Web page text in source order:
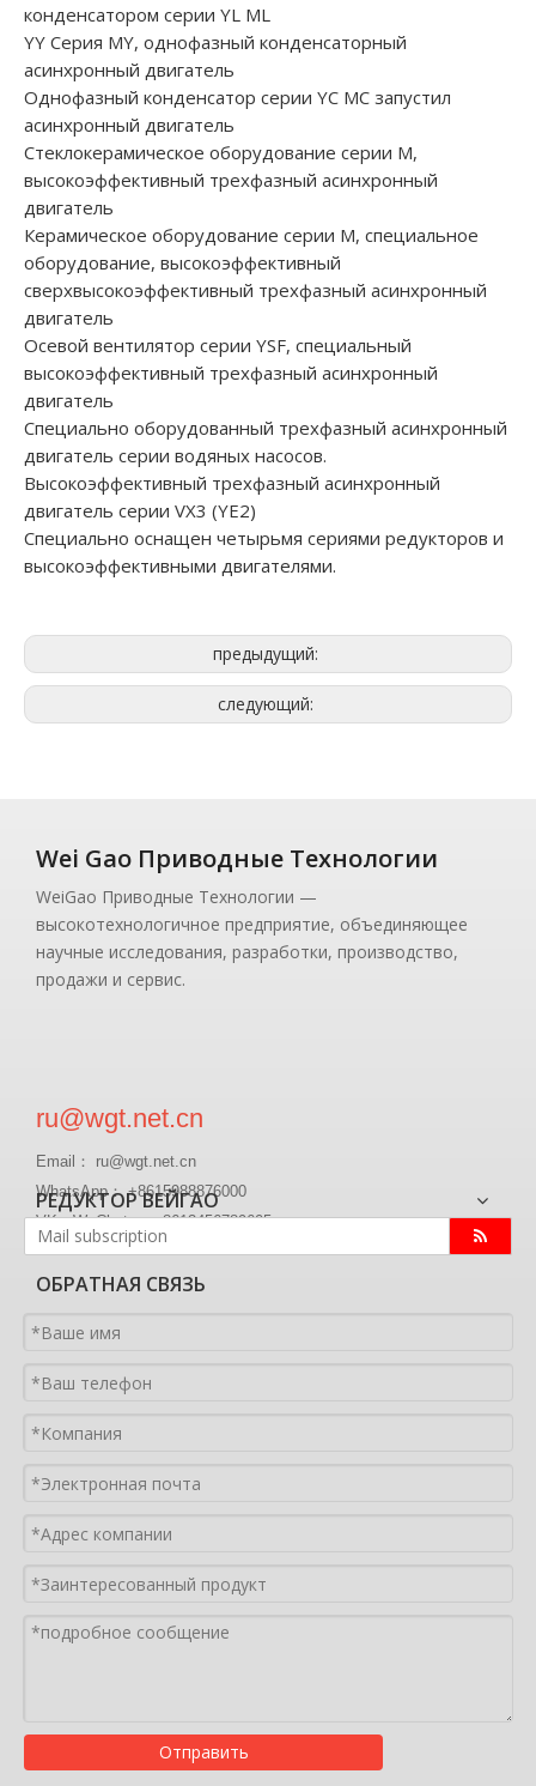
конденсатором серии YL ML
YY Серия MY, однофазный конденсаторный
асинхронный двигатель
Однофазный конденсатор серии YC MC запустил
асинхронный двигатель
Стеклокерамическое оборудование серии M,
высокоэффективный трехфазный асинхронный
двигатель
Керамическое оборудование серии M, специальное
оборудование, высокоэффективный
сверхвысокоэффективный трехфазный асинхронный
двигатель
Осевой вентилятор серии YSF, специальный
высокоэффективный трехфазный асинхронный
двигатель
Специально оборудованный трехфазный асинхронный
двигатель серии водяных насосов.
Высокоэффективный трехфазный асинхронный
двигатель серии VX3 (YE2)
Специально оснащен четырьмя сериями редукторов и
высокоэффективными двигателями.
предыдущий:
следующий:
Wei Gao Приводные Технологии
WeiGao Приводные Технологии —
высокотехнологичное предприятие, объединяющее
научные исследования, разработки, производство,
продажи и сервис.
ru@wgt.net.cn
Email： ru@wgt.net.cn
WhatsApp： +8615988876000
VK、WeChat ： +8613456789605
РЕДУКТОР ВЕЙГАО
ОБРАТНАЯ СВЯЗЬ
Отправить